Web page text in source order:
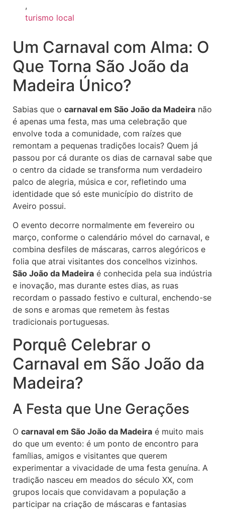
,
turismo local
Um Carnaval com Alma: O
Que Torna São João da
Madeira Único?
Sabias que o carnaval em São João da Madeira não
é apenas uma festa, mas uma celebração que
envolve toda a comunidade, com raízes que
remontam a pequenas tradições locais? Quem já
passou por cá durante os dias de carnaval sabe que
o centro da cidade se transforma num verdadeiro
palco de alegria, música e cor, refletindo uma
identidade que só este município do distrito de
Aveiro possui.
O evento decorre normalmente em fevereiro ou
março, conforme o calendário móvel do carnaval, e
combina desfiles de máscaras, carros alegóricos e
folia que atrai visitantes dos concelhos vizinhos.
São João da Madeira é conhecida pela sua indústria
e inovação, mas durante estes dias, as ruas
recordam o passado festivo e cultural, enchendo-se
de sons e aromas que remetem às festas
tradicionais portuguesas.
Porquê Celebrar o
Carnaval em São João da
Madeira?
A Festa que Une Gerações
O carnaval em São João da Madeira é muito mais
do que um evento: é um ponto de encontro para
famílias, amigos e visitantes que querem
experimentar a vivacidade de uma festa genuína. A
tradição nasceu em meados do século XX, com
grupos locais que convidavam a população a
participar na criação de máscaras e fantasias